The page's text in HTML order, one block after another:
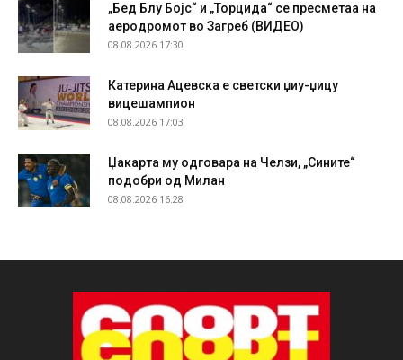
„Бед Блу Бојс“ и „Торцида“ се пресметаа на
аеродромот во Загреб (ВИДЕО)
08.08.2026 17:30
Катерина Ацевска е светски џиу-џицу
вицешампион
08.08.2026 17:03
Џакарта му одговара на Челзи, „Сините“
подобри од Милан
08.08.2026 16:28